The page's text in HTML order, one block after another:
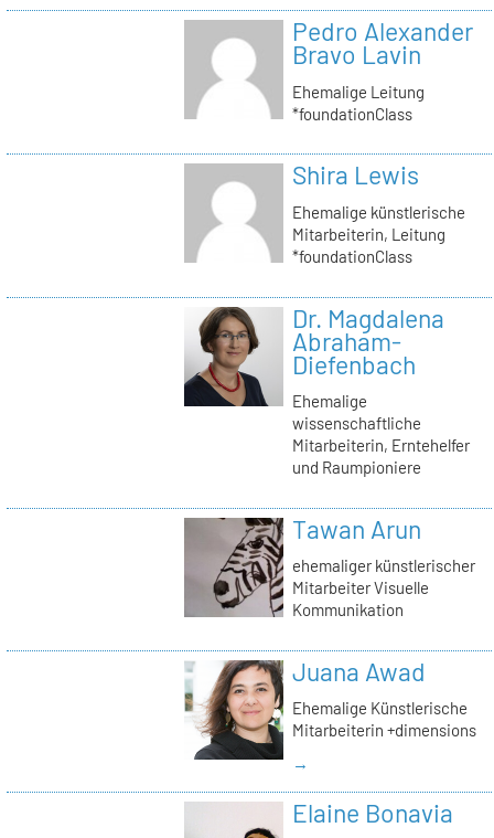
Pedro Alexander
Bravo Lavin
Ehemalige Leitung
*foundationClass
Shira Lewis
Ehemalige künstlerische
Mitarbeiterin, Leitung
*foundationClass
Dr. Magdalena
Abraham-
Diefenbach
Ehemalige
wissenschaftliche
Mitarbeiterin, Erntehelfer
und Raumpioniere
Tawan Arun
ehemaliger künstlerischer
Mitarbeiter Visuelle
Kommunikation
Juana Awad
Ehemalige Künstlerische
Mitarbeiterin +dimensions
→
Elaine Bonavia